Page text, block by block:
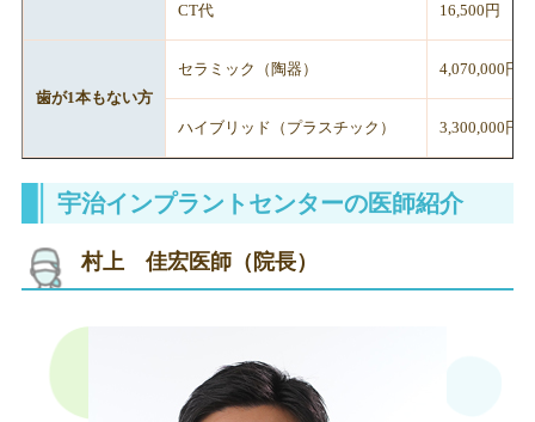
CT代 16,500円
歯が1本もない方
セラミック（陶器） 4,070,000円
ハイブリッド（プラスチック） 3,300,000円
宇治インプラントセンターの医師紹介
村上 佳宏医師（院長）